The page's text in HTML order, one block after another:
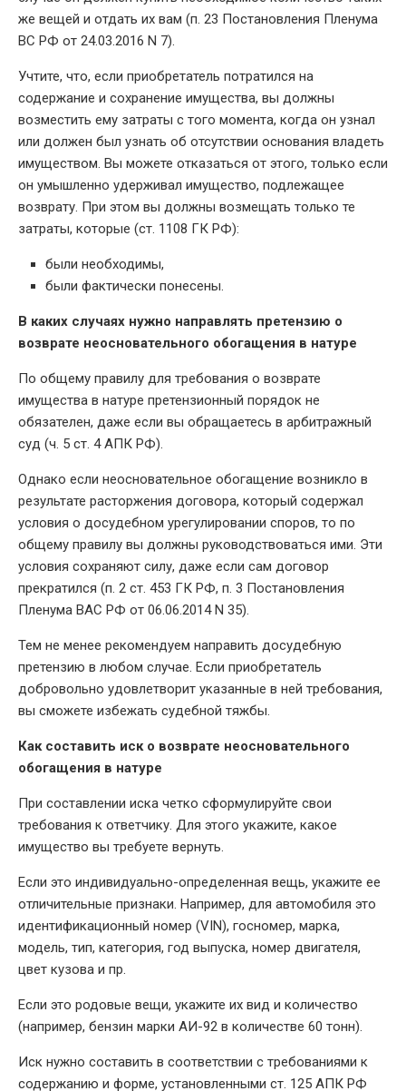
же вещей и отдать их вам (п. 23 Постановления Пленума
ВС РФ от 24.03.2016 N 7).
Учтите, что, если приобретатель потратился на
содержание и сохранение имущества, вы должны
возместить ему затраты с того момента, когда он узнал
или должен был узнать об отсутствии основания владеть
имуществом. Вы можете отказаться от этого, только если
он умышленно удерживал имущество, подлежащее
возврату. При этом вы должны возмещать только те
затраты, которые (ст. 1108 ГК РФ):
были необходимы,
были фактически понесены.
В каких случаях нужно направлять претензию о
возврате неосновательного обогащения в натуре
По общему правилу для требования о возврате
имущества в натуре претензионный порядок не
обязателен, даже если вы обращаетесь в арбитражный
суд (ч. 5 ст. 4 АПК РФ).
Однако если неосновательное обогащение возникло в
результате расторжения договора, который содержал
условия о досудебном урегулировании споров, то по
общему правилу вы должны руководствоваться ими. Эти
условия сохраняют силу, даже если сам договор
прекратился (п. 2 ст. 453 ГК РФ, п. 3 Постановления
Пленума ВАС РФ от 06.06.2014 N 35).
Тем не менее рекомендуем направить досудебную
претензию в любом случае. Если приобретатель
добровольно удовлетворит указанные в ней требования,
вы сможете избежать судебной тяжбы.
Как составить иск о возврате неосновательного
обогащения в натуре
При составлении иска четко сформулируйте свои
требования к ответчику. Для этого укажите, какое
имущество вы требуете вернуть.
Если это индивидуально-определенная вещь, укажите ее
отличительные признаки. Например, для автомобиля это
идентификационный номер (VIN), госномер, марка,
модель, тип, категория, год выпуска, номер двигателя,
цвет кузова и пр.
Если это родовые вещи, укажите их вид и количество
(например, бензин марки АИ-92 в количестве 60 тонн).
Иск нужно составить в соответствии с требованиями к
содержанию и форме, установленными ст. 125 АПК РФ